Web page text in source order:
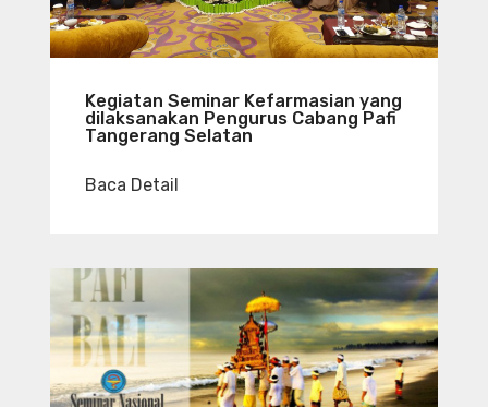
Kegiatan Seminar Kefarmasian yang
dilaksanakan Pengurus Cabang Pafi
Tangerang Selatan
Baca Detail